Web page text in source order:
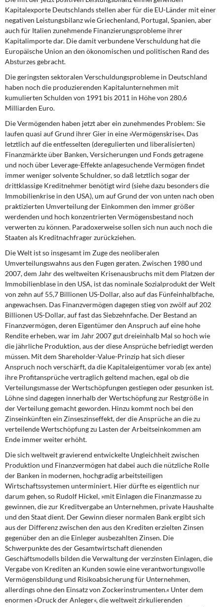
Kapitalexporte Deutschlands stellen aber für die EU-Länder mit einer
negativen Leistungsbilanz wie Griechenland, Portugal, Spanien, aber
auch für Italien zunehmende Finanzierungsprobleme ihrer
Kapitalimporte dar. Die damit verbundene Verschuldung hat die
Europäische Union an den ökonomischen und politischen Rand des
Absturzes gebracht.
Die geringsten sektoralen Verschuldungsprobleme in Deutschland
haben noch die produzierenden Kapitalunternehmen mit
kumulierten Schulden von 1991 bis 2011 in Höhe von 280,6
Milliarden Euro.
Die Vermögenden haben jetzt aber ein zunehmendes Problem: Sie
laufen quasi auf Grund ihrer Gier in eine »Vermögenskrise«. Das
letztlich auf die entfesselten (deregulierten und liberalisierten)
Finanzmärkte über Banken, Versicherungen und Fonds getragene
und noch über Leverage-Effekte anlagesuchende Vermögen findet
immer weniger solvente Schuldner, so daß letztlich sogar der
drittklassige Kreditnehmer benötigt wird (siehe dazu besonders die
Immobilienkrise in den USA), um auf Grund der von unten nach oben
praktizierten Umverteilung der Einkommen den immer größer
werdenden und hoch konzentrierten Vermögensbestand noch
verwerten zu können. Paradoxerweise sollen sich nun auch noch die
Staaten als Kreditnachfrager zurückziehen.
Die Welt ist so insgesamt im Zuge des neoliberalen
Umverteilungswahns aus den Fugen geraten. Zwischen 1980 und
2007, dem Jahr des weltweiten Krisenausbruchs mit dem Platzen der
Immobilienblase in den USA, ist das nominale Sozialprodukt der Welt
von zehn auf 55,7 Billionen US-Dollar, also auf das Fünfeinhalbfache,
angewachsen. Das Finanzvermögen dagegen stieg von zwölf auf 202
Billionen US-Dollar, auf fast das Siebzehnfache. Der Bestand an
Finanzvermögen, deren Eigentümer den Anspruch auf eine hohe
Rendite erheben, war im Jahr 2007 gut dreieinhalb Mal so hoch wie
die jährliche Produktion, aus der diese Ansprüche befriedigt werden
müssen. Mit dem Shareholder-Value-Prinzip hat sich dieser
Anspruch noch verschärft, da die Kapitaleigentümer vorab (ex ante)
ihre Profitansprüche vertraglich geltend machen, egal ob die
Verteilungsmasse der Wertschöpfungen gestiegen oder gesunken ist.
Löhne sind dagegen innerhalb der Wertschöpfung zur Restgröße in
der Verteilung gemacht geworden. Hinzu kommt noch bei den
Zinseinkünften ein Zinseszinseffekt, der die Ansprüche an die zu
verteilende Wertschöpfung zu Lasten der Arbeitseinkommen am
Ende immer weiter erhöht.
Die sich weltweit gravierend entwickelte Ungleichheit zwischen
Produktion und Finanzvermögen hat dabei auch die nützliche Rolle
der Banken in modernen, hochgradig arbeitsteiligen
Wirtschaftssystemen unterminiert. Hier dürfte es eigentlich nur
darum gehen, so Rudolf Hickel, »mit Einlagen die Finanzmasse zu
gewinnen, die zur Kreditvergabe an Unternehmen, private Haushalte
und den Staat dient. Der Gewinn dieser normalen Bank ergibt sich
aus der Differenz zwischen den aus den Krediten erzielten Zinsen
gegenüber den an die Einleger ausbezahlten Zinsen. Die
Schwerpunkte des der Gesamtwirtschaft dienenden
Geschäftsmodells bilden die Verwaltung der verzinsten Einlagen, die
Vergabe von Krediten an Kunden sowie eine verantwortungsvolle
Vermögensbildung und Risikoabsicherung für Unternehmen,
allerdings ohne den Einsatz von Zockerinstrumenten.« Unter dem
enormen »Druck der Anleger«, die weltweit zirkulierenden